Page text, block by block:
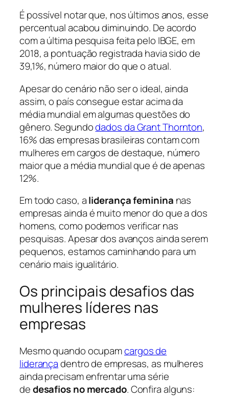
É possível notar que, nos últimos anos, esse
percentual acabou diminuindo. De acordo
com a última pesquisa feita pelo IBGE, em
2018, a pontuação registrada havia sido de
39,1%, número maior do que o atual.
Apesar do cenário não ser o ideal, ainda
assim, o país consegue estar acima da
média mundial em algumas questões do
gênero. Segundodados da Grant Thornton,
16% das empresas brasileiras contam com
mulheres em cargos de destaque, número
maior que a média mundial que é de apenas
12%.
Em todo caso, aliderança feminina nas
empresas ainda é muito menor do que a dos
homens, como podemos verificar nas
pesquisas. Apesar dos avanços ainda serem
pequenos, estamos caminhando para um
cenário mais igualitário.
Os principais desafios das
mulheres líderes nas
empresas
Mesmo quando ocupamcargos de
liderançadentro de empresas, as mulheres
ainda precisam enfrentar uma série
dedesafios no mercado. Confira alguns: